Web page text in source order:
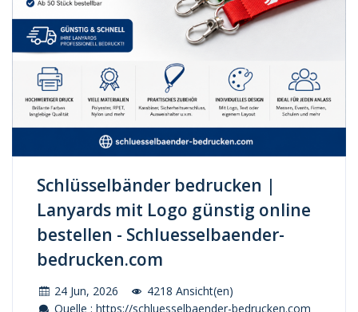
Schlüsselbänder bedrucken |
Lanyards mit Logo günstig online
bestellen - Schluesselbaender-
bedrucken.com
24 Jun, 2026
4218 Ansicht(en)
Quelle : https://schluesselbaender-bedrucken.com